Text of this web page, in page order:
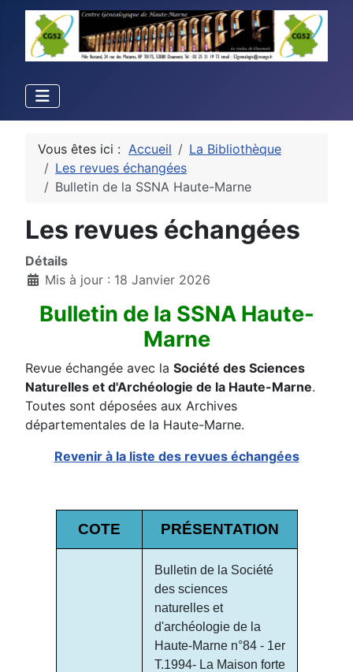
Vous êtes ici : Accueil
La Bibliothèque
Les revues échangées
Bulletin de la SSNA Haute-Marne
Les revues échangées
Détails
Mis à jour : 18 Janvier 2026
Bulletin de la SSNA Haute-
Marne
Revue échangée avec la Société des Sciences
Naturelles et d'Archéologie de la Haute-Marne.
Toutes sont déposées aux Archives
départementales de la Haute-Marne.
Revenir à la liste des revues échangées
COTE PRÉSENTATION
Bulletin de la Société
des sciences
naturelles et
d'archéologie de la
Haute-Marne n°84 - 1er
T.1994- La Maison forte